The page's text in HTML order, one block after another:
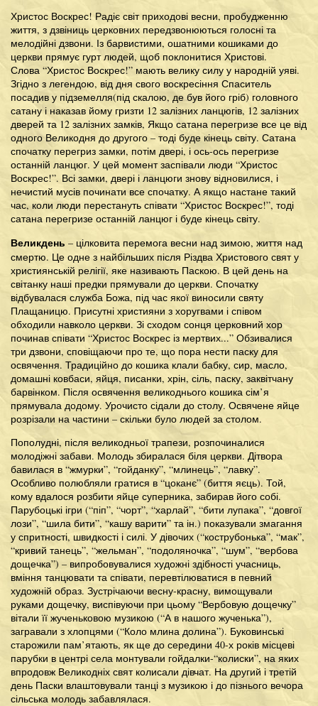
Христос Воскрес! Радіє світ приходові весни, пробудженню
життя, з дзвіниць церковних передзвонюються голосні та
мелодійні дзвони. Із барвистими, ошатними кошиками до
церкви прямує гурт людей, щоб поклонитися Христові.
Слова “Христос Воскрес!” мають велику силу у народній уяві.
Згідно з легендою, від дня свого воскресіння Спаситель
посадив у підземелля(під скалою, де був його гріб) головного
сатану і наказав йому гризти 12 залізних ланцюгів, 12 залізних
дверей та 12 залізних замків, Якщо сатана перегризе все це від
одного Великодня до другого – тоді буде кінець світу. Сатана
спочатку перегриз замки, потім двері, і ось-ось перегризе
останній ланцюг. У цей момент заспівали люди “Христос
Воскрес!”. Всі замки, двері і ланцюги знову відновилися, і
нечистий мусів починати все спочатку. А якщо настане такий
час, коли люди перестануть співати “Христос Воскрес!”, тоді
сатана перегризе останній ланцюг і буде кінець світу.
Великдень – цілковита перемога весни над зимою, життя над
смертю. Це одне з найбільших після Різдва Христового свят у
християнській релігії, яке називають Паскою. В цей день на
світанку наші предки прямували до церкви. Спочатку
відбувалася служба Божа, під час якої виносили святу
Плащаницю. Присутні християни з хоругвами і співом
обходили навколо церкви. Зі сходом сонця церковний хор
починав співати “Христос Воскрес із мертвих...” Обзивалися
три дзвони, сповіщаючи про те, що пора нести паску для
освячення. Традиційно до кошика клали бабку, сир, масло,
домашні ковбаси, яйця, писанки, хрін, сіль, паску, заквітчану
барвінком. Після освячення великоднього кошика сім’я
прямувала додому. Урочисто сідали до столу. Освячене яйце
розрізали на частини – скільки було людей за столом.
Пополудні, після великодньої трапези, розпочиналися
молодіжні забави. Молодь збиралася біля церкви. Дітвора
бавилася в “жмурки”, “гойданку”, “млинець”, “лавку”.
Особливо полюбляли гратися в “цоканє” (биття яєць). Той,
кому вдалося розбити яйце суперника, забирав його собі.
Парубоцькі ігри (“піп”, “чорт”, “харлай”, “бити лупака”, “довгої
лози”, “шила бити”, “кашу варити” та ін.) показували змагання
у спритності, швидкості і силі. У дівочих (“кострубонька”, “мак”,
“кривий танець”, “жельман”, “подоляночка”, “шум”, “вербова
дощечка”) – випробовувалися художні здібності учасниць,
вміння танцювати та співати, перевтілюватися в певний
художній образ. Зустрічаючи весну-красну, вимощували
руками дощечку, виспівуючи при цьому “Вербовую дощечку”
вітали її жученьковою музикою (“А в нашого жученька”),
загравали з хлопцями (“Коло млина долина”). Буковинські
старожили пам’ятають, як ще до середини 40-х років місцеві
парубки в центрі села монтували гойдалки-“колиски”, на яких
впродовж Великодніх свят колисали дівчат. На другий і третій
день Паски влаштовували танці з музикою і до пізнього вечора
сільська молодь забавлялася.